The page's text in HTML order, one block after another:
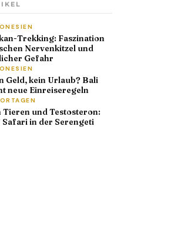
Trekking: Faszination
Nervenkitzel und
Gefahr
Geld, kein Urlaub? Bali
neue Einreiseregeln
Tieren und Testosteron:
Safari in der Serengeti